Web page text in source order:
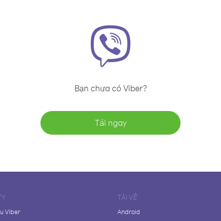
Bạn chưa có Viber?
Tải ngay
Viber
TẢI VỀ
Android